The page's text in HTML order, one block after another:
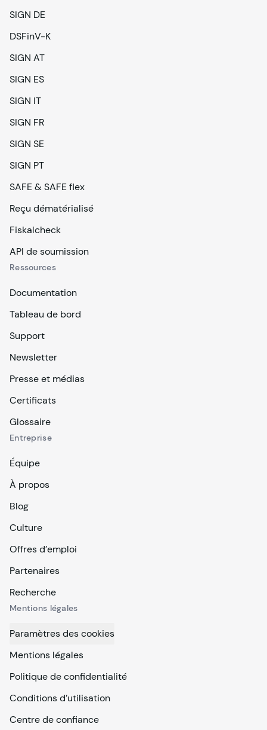
SIGN DE
DSFinV-K
SIGN AT
SIGN ES
SIGN IT
SIGN FR
SIGN SE
SIGN PT
SAFE & SAFE flex
Reçu dématérialisé
Fiskalcheck
API de soumission
Ressources
Documentation
Tableau de bord
Support
Newsletter
Presse et médias
Certificats
Glossaire
Entreprise
Équipe
À propos
Blog
Culture
Offres d’emploi
Partenaires
Recherche
Mentions légales
Paramètres des cookies
Mentions légales
Politique de confidentialité
Conditions d’utilisation
Centre de confiance